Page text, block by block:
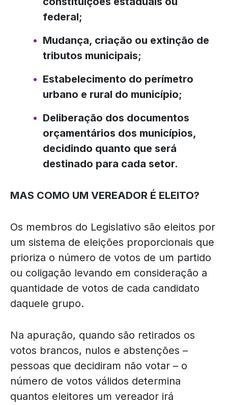
federal;
Mudança, criação ou extinção de
tributos municipais;
Estabelecimento do perímetro
urbano e rural do município;
Deliberação dos documentos
orçamentários dos municípios,
decidindo quanto que será
destinado para cada setor.
MAS COMO UM VEREADOR É ELEITO?
Os membros do Legislativo são eleitos por
um sistema de eleições proporcionais que
prioriza o número de votos de um partido
ou coligação levando em consideração a
quantidade de votos de cada candidato
daquele grupo.
Na apuração, quando são retirados os
votos brancos, nulos e abstenções –
pessoas que decidiram não votar – o
número de votos válidos determina
quantos eleitores um vereador irá